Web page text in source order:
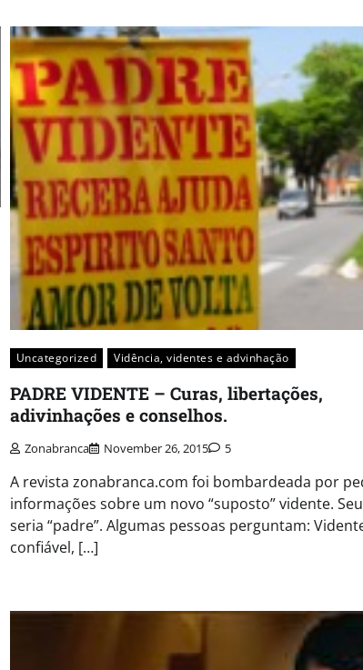
Uncategorized Vidência, videntes e advinhação
PADRE VIDENTE – Curas, libertações,
adivinhações e conselhos.
Zonabranca November 26, 2015 5
A revista zonabranca.com foi bombardeada por
informações sobre um novo “suposto” vidente.
seria “padre”. Algumas pessoas perguntam:
confiável, […]